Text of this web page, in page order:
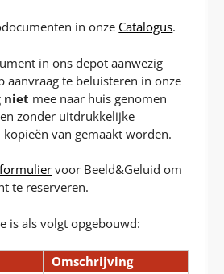
in onze Catalogus.
in ons depot aanwezig
aanvraag te beluisteren in onze
niet mee naar huis genomen
zonder uitdrukkelijke
van gemaakt worden.
voor Beeld&Geluid om
te reserveren.
is als volgt opgebouwd:
Omschrijving